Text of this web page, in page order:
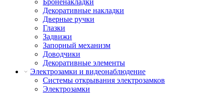
Броненакладки
Декоративные накладки
Дверные ручки
Глазки
Задвижи
Запорный механизм
Доводчики
Декоративные элементы
Электрозамки и видеонаблюдение
Системы открывания электрозамков
Электрозамки